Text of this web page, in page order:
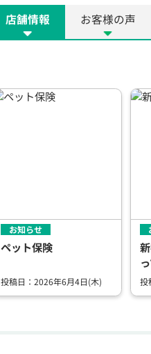
店舗情報 お客様の声
お知らせ
ペット保険
投稿日：2026年6月4日(木) 投